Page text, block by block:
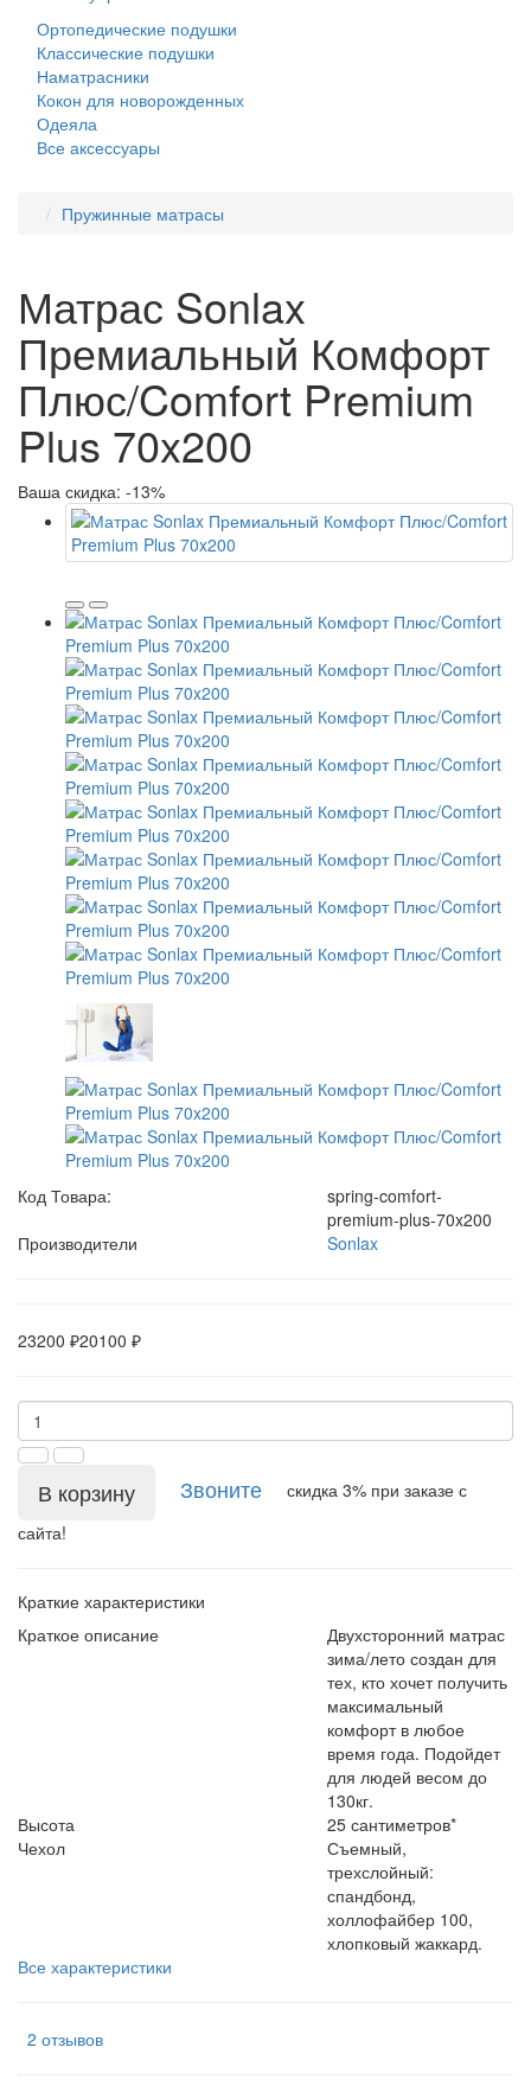
Ортопедические подушки
Классические подушки
Наматрасники
Кокон для новорожденных
Одеяла
Все аксессуары
Пружинные матрасы
Матрас Sonlax
Премиальный Комфорт
Плюс/Comfort Premium
Plus 70x200
Ваша скидка: -13%
Код Товара:
spring-comfort-
premium-plus-70x200
Производители
Sonlax
23200 ₽20100 ₽
В корзину Звоните
скидка 3% при заказе с
сайта!
Краткие характеристики
Краткое описание
Двухсторонний матрас
зима/лето создан для
тех, кто хочет получить
максимальный
комфорт в любое
время года. Подойдет
для людей весом до
130кг.
Высота
25 сантиметров*
Чехол
Съемный,
трехслойный:
спандбонд,
холлофайбер 100,
хлопковый жаккард.
Все характеристики
2 отзывов